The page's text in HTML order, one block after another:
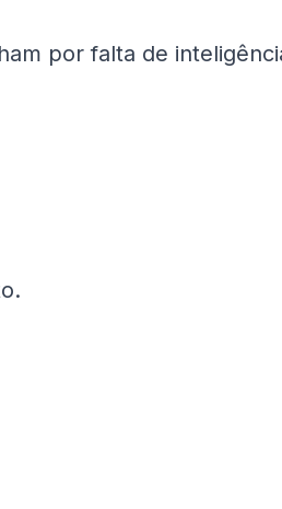
por falta de